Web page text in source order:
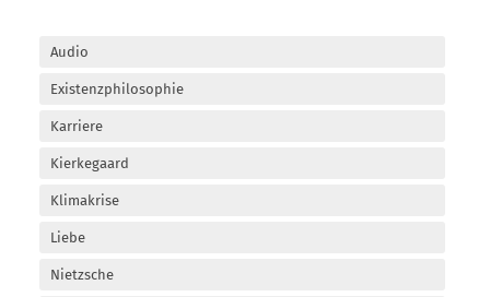
Audio
Existenzphilosophie
Karriere
Kierkegaard
Klimakrise
Liebe
Nietzsche